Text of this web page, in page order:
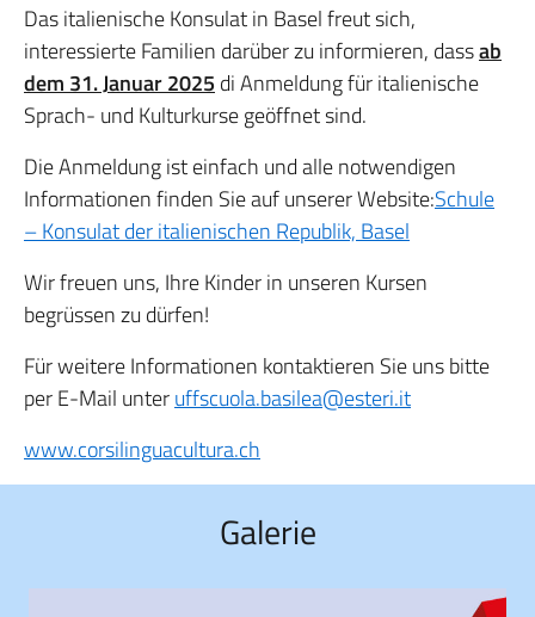
Das italienische Konsulat in Basel freut sich,
interessierte Familien darüber zu informieren, dassab
dem 31. Januar 2025 di Anmeldung für italienische
Sprach- und Kulturkurse geöffnet sind.
Die Anmeldung ist einfach und alle notwendigen
Informationen finden Sie auf unserer Website:Schule
– Konsulat der italienischen Republik, Basel
Wir freuen uns, Ihre Kinder in unseren Kursen
begrüssen zu dürfen!
Für weitere Informationen kontaktieren Sie uns bitte
per E-Mail unteruffscuola.basilea@esteri.it
www.corsilinguacultura.ch
Galerie